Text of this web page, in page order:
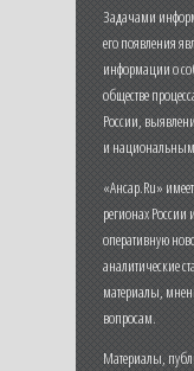
Задачами
его появления
информации о
обществе
России,
и
«Ансар.Ru»
регионах России
оперативную
аналитические
материалы,
вопросам.
Материалы,